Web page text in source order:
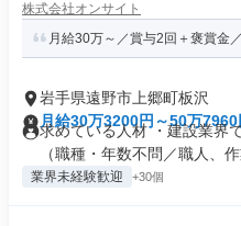
株式会社オンサイト
月給30万～／賞与2回＋褒賞金
岩手県遠野市上郷町板沢
月給30万3200円～50万7960
求めている人材 ・建設業界
（職種・年数不問／職人、作
業界未経験歓迎 +30個